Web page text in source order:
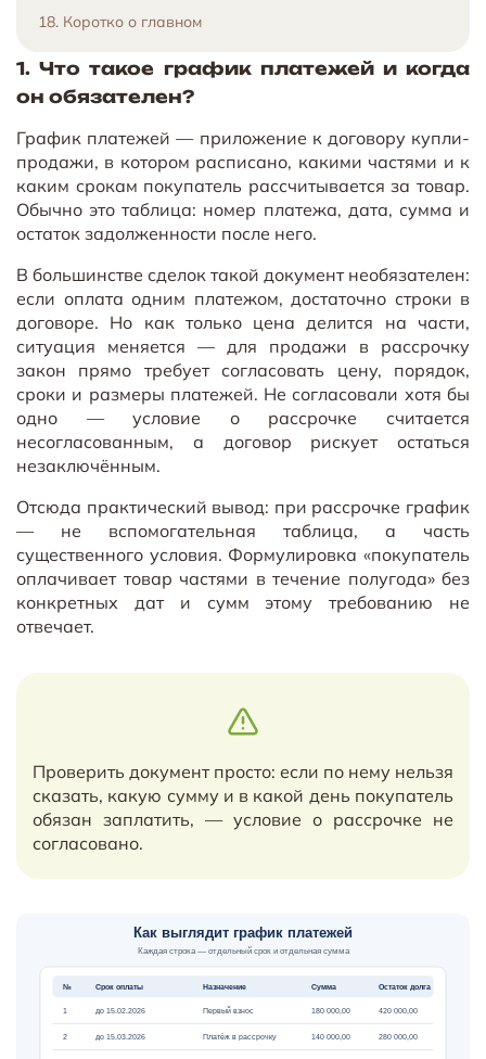
1. Что такое график платежей и когда
он обязателен?
График платежей — приложение к договору купли-
продажи, в котором расписано, какими частями и к
каким срокам покупатель рассчитывается за товар.
Обычно это таблица: номер платежа, дата, сумма и
остаток задолженности после него.
В большинстве сделок такой документ необязателен:
если оплата одним платежом, достаточно строки в
договоре. Но как только цена делится на части,
ситуация меняется — для продажи в рассрочку
закон прямо требует согласовать цену, порядок,
сроки и размеры платежей. Не согласовали хотя бы
одно — условие о рассрочке считается
несогласованным, а договор рискует остаться
незаключённым.
Отсюда практический вывод: при рассрочке график
— не вспомогательная таблица, а часть
существенного условия. Формулировка «покупатель
оплачивает товар частями в течение полугода» без
конкретных дат и сумм этому требованию не
отвечает.
Проверить документ просто: если по нему нельзя
сказать, какую сумму и в какой день покупатель
обязан заплатить, — условие о рассрочке не
согласовано.
Как выглядит график платежей
Каждая строка — отдельный срок и отдельная сумма
№ Срок оплаты Назначение Сумма Остаток долга
1 до 15.02.2026 Первый взнос 180 000,00 420 000,00
2 до 15.03.2026 Платёж в рассрочку 140 000,00 280 000,00
18. Коротко о главном